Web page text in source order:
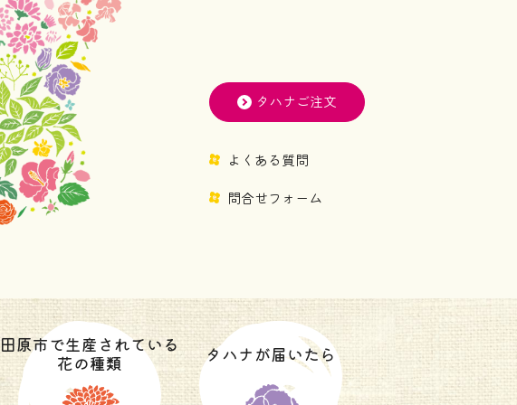
タハナご注文
よくある質問
問合せフォーム
田原市で生産されている
花の種類
タハナが届いたら